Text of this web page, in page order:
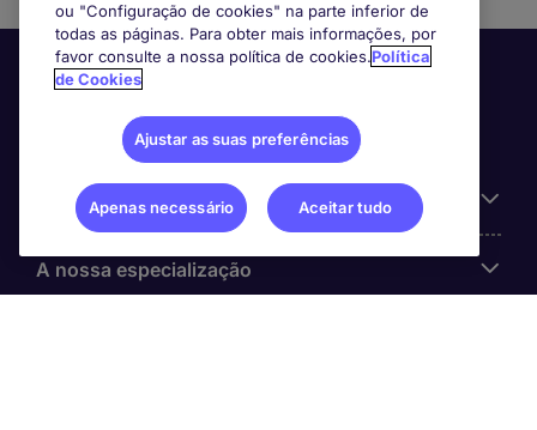
Informação Útil
A nossa especialização
ou "Configuração de cookies" na parte inferior de
todas as páginas. Para obter mais informações, por
favor consulte a nossa política de cookies.Política
de Cookies
Ajustar as suas preferências
Apenas necessário Aceitar tudo